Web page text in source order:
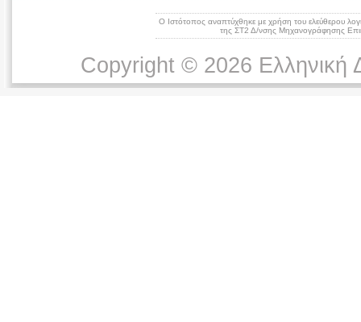
Ο Ιστότοπος αναπτύχθηκε με χρήση του ελεύθερου
της ΣΤ2 Δ/νσης Μηχανογράφησης
Copyright © 2026